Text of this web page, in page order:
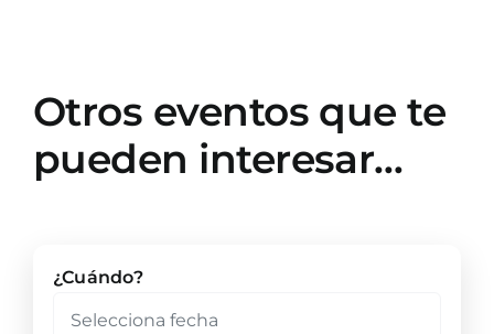
Otros eventos que te
pueden interesar…
¿Cuándo?